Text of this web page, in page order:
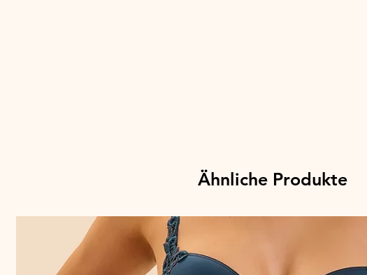
Ähnliche Produkte